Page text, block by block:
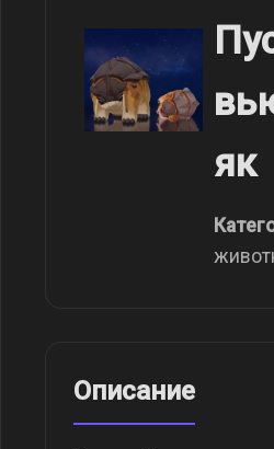
як
Описание